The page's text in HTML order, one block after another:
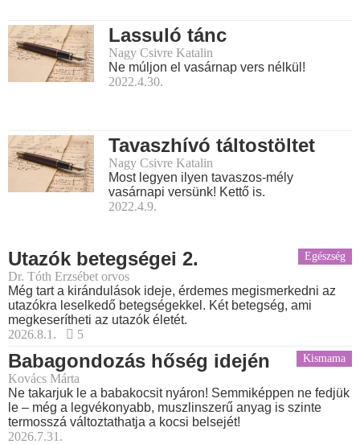
Lassuló tánc
Nagy Csivre Katalin
Ne múljon el vasárnap vers nélkül!
2022.4.30.
Tavaszhívó táltostöltet
Nagy Csivre Katalin
Most legyen ilyen tavaszos-mély
vasárnapi versünk! Kettő is.
2022.4.9.
Egészség
Utazók betegségei 2.
Dr. Tóth Erzsébet orvos
Még tart a kirándulások ideje, érdemes megismerkedni az
utazókra leselkedő betegségekkel. Két betegség, ami
megkeserítheti az utazók életét.
2026.8.1.
5
Kismama
Babagondozás hőség idején
Kovács Márta
Ne takarjuk le a babakocsit nyáron! Semmiképpen ne fedjük
le – még a legvékonyabb, muszlinszerű anyag is szinte
termosszá változtathatja a kocsi belsejét!
2026.7.31.